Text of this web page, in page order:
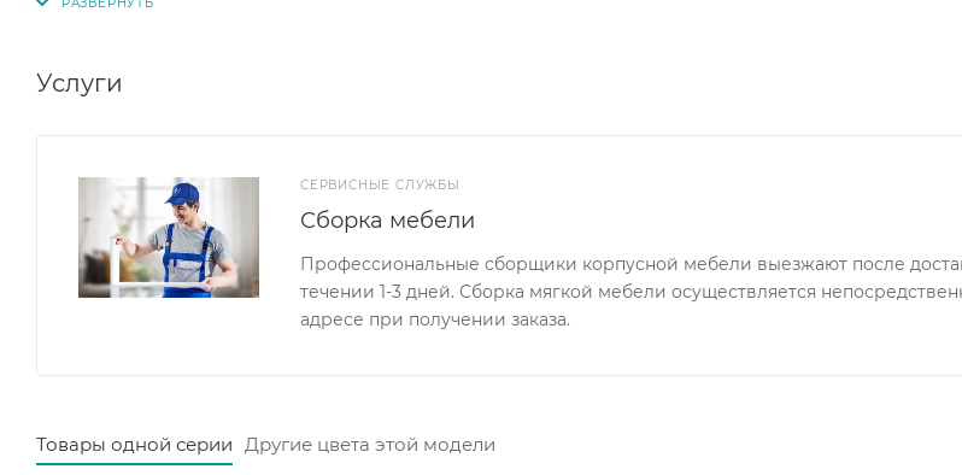
Услуги
СЕРВИСНЫЕ СЛУЖБЫ
Сборка мебели
Профессиональные сборщики корпусной мебели выезжают после
течении 1-3 дней. Сборка мягкой мебели осуществляется
адресе при получении заказа.
Товары одной серии Другие цвета этой модели